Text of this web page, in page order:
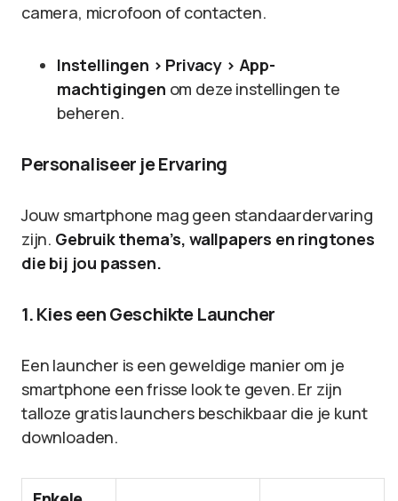
camera, microfoon of contacten.
Instellingen > Privacy > App-
machtigingen om deze instellingen te
beheren.
Personaliseer je Ervaring
Jouw smartphone mag geen standaardervaring
zijn. Gebruik thema’s, wallpapers en ringtones
die bij jou passen.
1. Kies een Geschikte Launcher
Een launcher is een geweldige manier om je
smartphone een frisse look te geven. Er zijn
talloze gratis launchers beschikbaar die je kunt
downloaden.